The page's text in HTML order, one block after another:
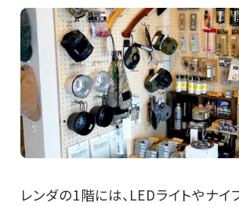
レンダの1階には、LEDライトやナイ